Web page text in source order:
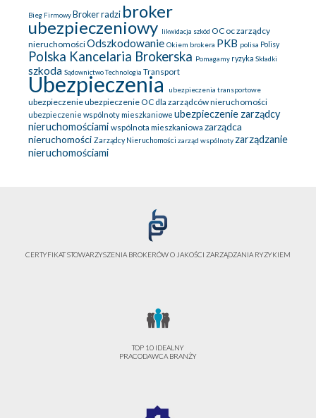
Bieg Firmowy Broker radzi broker
ubezpieczeniowy likwidacja szkód OC oc zarządcy
nieruchomościOdszkodowanie Okiem brokera PKB polisa Polisy
Polska Kancelaria Brokerska Pomagamy ryzyka Składki
szkoda SądownictwoTechnologia Transport
Ubezpieczenia ubezpieczenia transportowe
ubezpieczenieubezpieczenie OC dla zarządców nieruchomości
ubezpieczenie wspólnoty mieszkaniowe ubezpieczenie zarządcy
nieruchomościami wspólnota mieszkaniowa zarządca
nieruchomości Zarządcy Nieruchomości zarząd wspólnoty zarządzanie
nieruchomościami
CERTYFIKAT STOWARZYSZENIA BROKERÓW O JAKOŚCI ZARZĄDZANIA RYZYKIEM
TOP 10 IDEALNY
PRACODAWCA BRANŻY